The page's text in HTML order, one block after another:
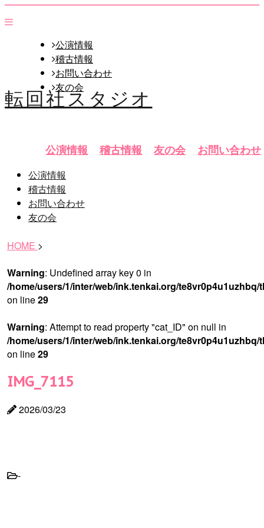
公演情報
稽古情報
お問い合わせ
友の会
転回社スタジオ
公演情報 稽古情報 友の会 お問い合わせ
公演情報
稽古情報
お問い合わせ
友の会
HOME >
Warning: Undefined array key 0 in
/home/users/1/inter/web/ink.tenkai.org/
on line29
Warning: Attempt to read property "cat_ID" on null in
/home/users/1/inter/web/ink.tenkai.org/
on line29
IMG_7115
2026/03/23
-